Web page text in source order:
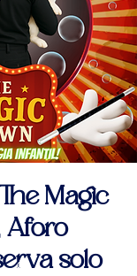
Magic
Aforo
solo